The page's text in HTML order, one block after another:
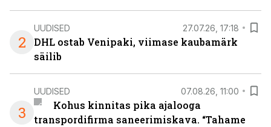
2
UUDISED 27.07.26, 17:18
DHL ostab Venipaki, viimase kaubamärk
säilib
3
UUDISED 07.08.26, 11:00
Kohus kinnitas pika ajalooga
transpordifirma saneerimiskava. “Tahame